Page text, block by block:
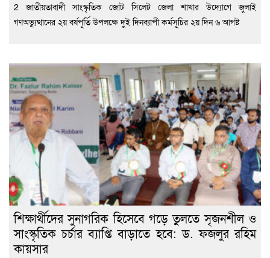
2 জাতীয়তাবাদী সাংস্কৃতিক জোট সিলেট জেলা শাখার উদ্যোগে জুলাই
গণঅভ্যুত্থানের ২য় বর্ষপূর্তি উপলক্ষে দুই দিনব্যাপী কর্মসূচির ২য় দিন ৬ আগষ্ট
শিক্ষার্থীদের সুনাগরিক হিসেবে গড়ে তুলতে সৃজনশীল ও
সাংস্কৃতিক চর্চার ব্যাপ্তি বাড়াতে হবে: ড. ফজলুর রহিম
কায়সার